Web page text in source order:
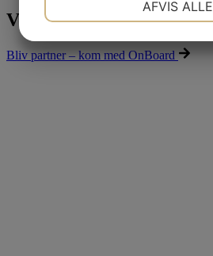
Vores partnere
Bliv partner – kom med OnBoard
MARKETING
AFVIS ALLE